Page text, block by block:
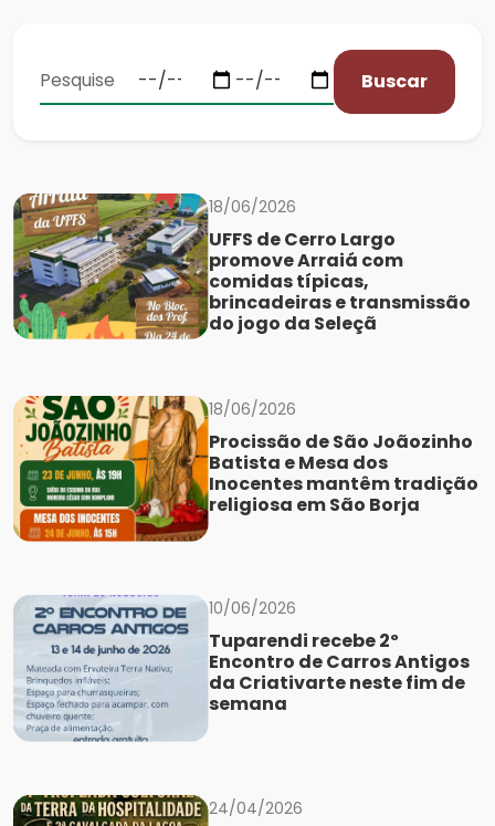
Buscar
18/06/2026
UFFS de Cerro Largo
promove Arraiá com
comidas típicas,
brincadeiras e transmissão
do jogo da Seleçã
18/06/2026
Procissão de São Joãozinho
Batista e Mesa dos
Inocentes mantêm tradição
religiosa em São Borja
10/06/2026
Tuparendi recebe 2º
Encontro de Carros Antigos
da Criativarte neste fim de
semana
24/04/2026